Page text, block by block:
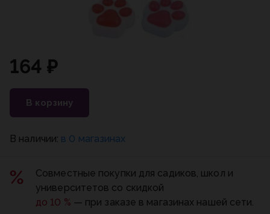
164 ₽
В корзину
В наличии: в 0 магазинах
Совместные покупки для садиков, школ и
университетов со скидкой
до 10 % — при заказе в магазинах нашей сети.